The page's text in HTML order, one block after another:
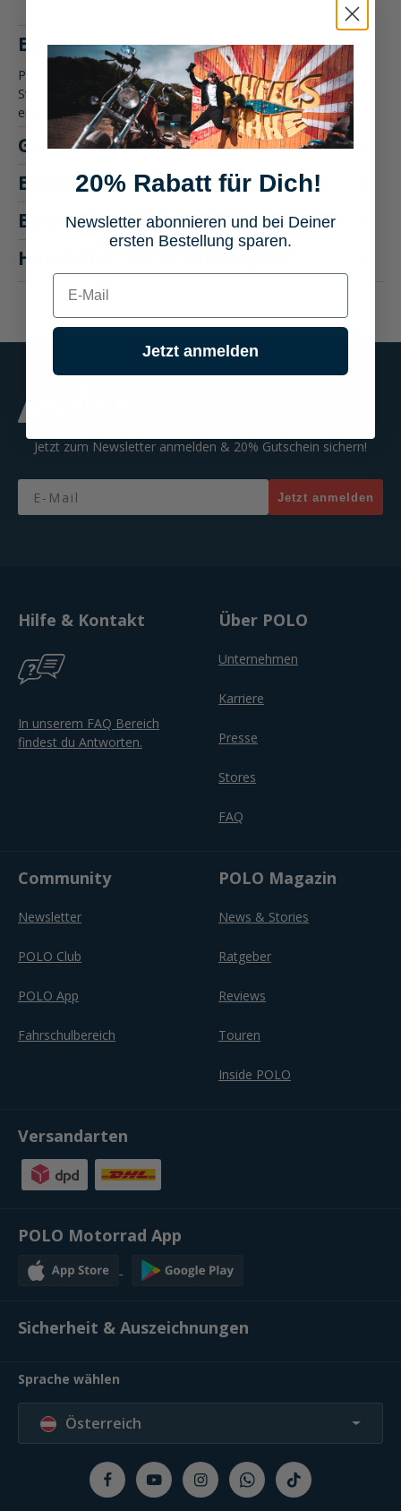
Beschreibung
Produktbeschreibung: D.I.D. Supersprox Kettenkit
StealthErlebe mit dem D.I.D. Supersprox Kettenkit Stealth
eine perfekte Kom…Mehr
Größentabelle
Eigenschaften
Bewertungen
Hersteller "D.I.D. Supersprox"
Jetzt zum Newsletter anmelden & 20% Gutschein sichern!
Email
Jetzt anmelden
Hilfe & Kontakt
In unserem FAQ Bereich
findest du Antworten.
Über POLO
Unternehmen
Karriere
Presse
Stores
FAQ
Community
Newsletter
POLO Club
POLO App
Fahrschulbereich
POLO Magazin
News & Stories
Ratgeber
Reviews
Touren
Inside POLO
Versandarten
POLO Motorrad App
Sicherheit & Auszeichnungen
Sprache wählen
Österreich
20% Rabatt für Dich!
Newsletter abonnieren und bei Deiner
ersten Bestellung sparen.
E-mail
Jetzt anmelden